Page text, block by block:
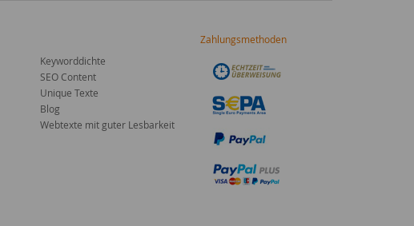
Keyworddichte
SEO Content
Unique Texte
Blog
Webtexte mit guter Lesbarkeit
Zahlungsmethoden